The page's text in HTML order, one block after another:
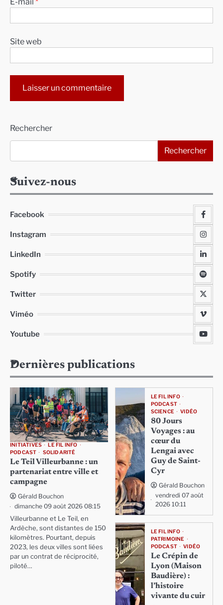
Site web
Rechercher
Rechercher
Suivez-nous
Facebook
Instagram
LinkedIn
Spotify
Twitter
Viméo
Youtube
Dernières publications
INITIATIVES
LE FIL INFO
PODCAST
SOLIDARITÉ
Le Teil Villeurbanne : un
partenariat entre ville et
campagne
Gérald Bouchon
dimanche 09 août 2026 08:15
Villeurbanne et Le Teil, en
Ardèche, sont distantes de 150
kilomètres. Pourtant, depuis
2023, les deux villes sont liées
par un contrat de réciprocité,
piloté…
LE FIL INFO
PODCAST
SCIENCE
VIDÉO
80 Jours
Voyages : au
cœur du
Lengai avec
Guy de Saint-
Cyr
Gérald Bouchon
vendredi 07 août
2026 10:11
LE FIL INFO
PATRIMOINE
PODCAST
VIDÉO
Le Crépin de
Lyon (Maison
Baudière) :
l’histoire
vivante du cuir